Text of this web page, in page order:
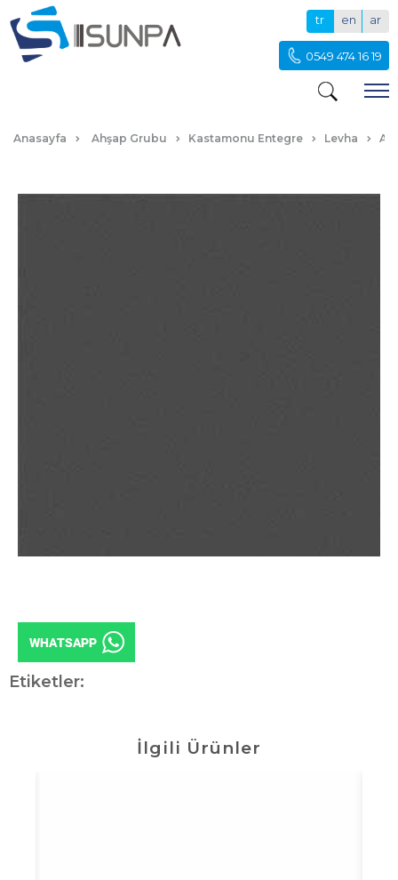
tr en ar
0549 474 16 19
Anasayfa Ahşap Grubu Kastamonu Entegre Levha
Etiketler:
İlgili Ürünler